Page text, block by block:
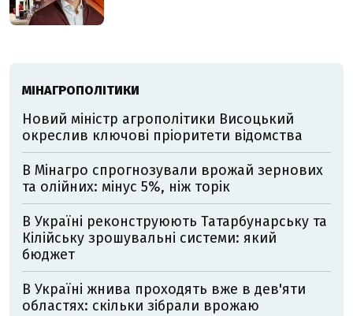
МІНАГРОПОЛІТИКИ
Новий міністр агрополітики Висоцький
окреслив ключові пріоритети відомства
В Мінагро спрогнозували врожай зернових
та олійних: мінус 5%, ніж торік
В Україні реконструюють Татарбунарську та
Кілійську зрошувальні системи: який
бюджет
В Україні жнива проходять вже в дев'яти
областях: скільки зібрали врожаю